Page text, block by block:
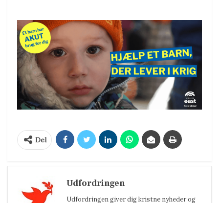
Del
Udfordringen
Udfordringen giver dig kristne nyheder og